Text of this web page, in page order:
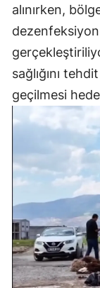
alınırken,
sağlığını
geçilmesi